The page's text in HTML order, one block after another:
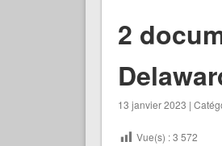
2
13 janvier 2023 |
Vue(s) :3 572